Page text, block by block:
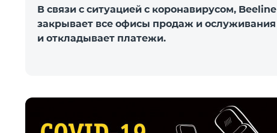
В связи с ситуацией с коронавирусом, Beeline
закрывает все офисы продаж и ослуживания
и откладывает платежи.